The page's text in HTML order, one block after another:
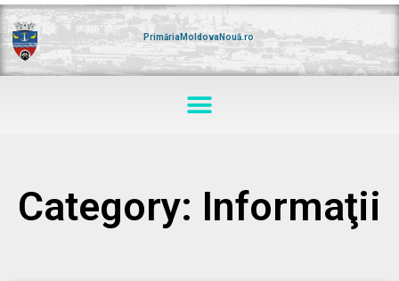
Skip
to
content
PrimăriaMoldovaNouă.ro
Menu
Category: Informaţii